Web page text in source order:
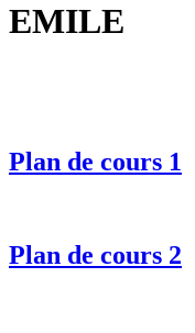
EMILE
Plan de cours 1
Plan de cours 2